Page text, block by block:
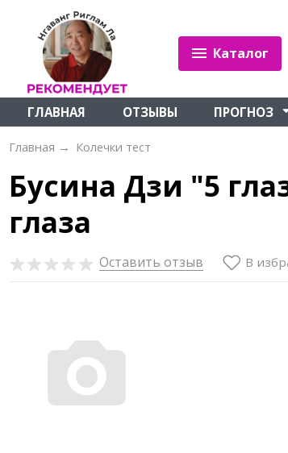
Каталог
ГЛАВНАЯ ОТЗЫВЫ ПРОГНОЗ
Главная → Колечки тест
Бусина Дзи "5
глаза
Оставить отзыв В